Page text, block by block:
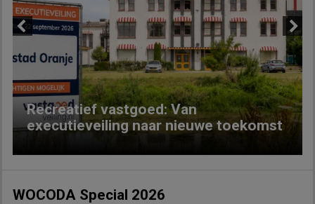
Recreatief vastgoed: Van
executieveiling naar nieuwe toekomst
Next
WOCODA Special 2026